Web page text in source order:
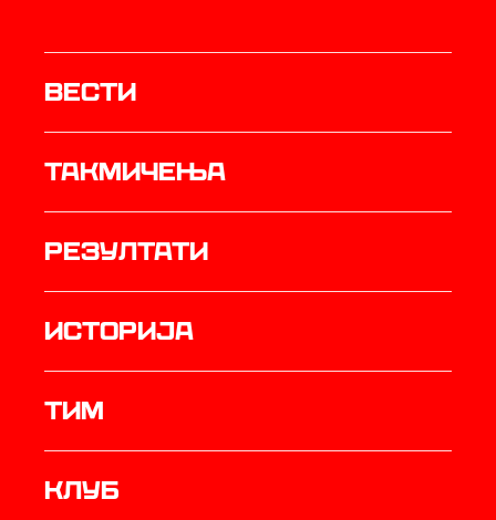
Вести
Такмичења
резултати
историја
ТИМ
Клуб